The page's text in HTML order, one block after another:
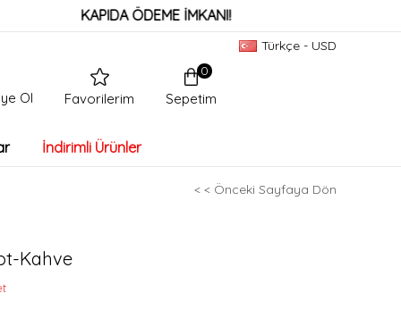
KAPIDA ÖDEME İMKANI!
Türkçe - USD
Sepetim
0
Favorilerim
Ol
İndirimli Ürünler
< < Önceki Sayfaya Dön
Kahve